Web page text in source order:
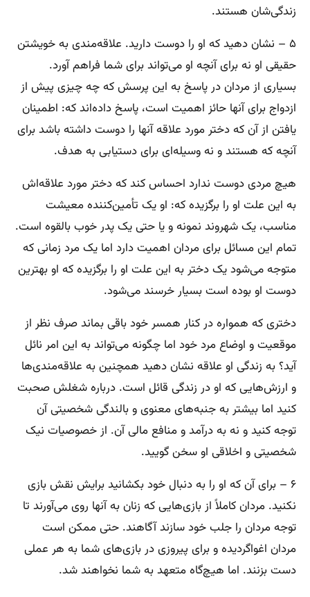
زندگی‌شان هستند.
۵ – نشان دهید که او را دوست دارید. علاقه‌مندی به خویشتن
حقیقی او نه برای آنچه او می‌تواند برای شما فراهم آورد.
بسیاری از مردان در پاسخ به این پرسش که چه چیزی پیش از
ازدواج برای آنها حائز اهمیت است، پاسخ داده‌اند که: اطمینان
یافتن از آن که دختر مورد علاقه آنها را دوست داشته باشد برای
آنچه که هستند و نه وسیله‌ای برای دستیابی به هدف.
هیچ مردی دوست ندارد احساس کند که دختر مورد علاقه‌اش
به این علت او را برگزیده‌ که: او یک تأمین‌‌کننده معیشت
مناسب، یک شهروند نمونه و یا حتی یک پدر خوب بالقوه است.
تمام این مسائل برای مردان اهمیت دارد اما یک مرد زمانی که
متوجه می‌شود یک دختر به این علت او را برگزیده که او بهترین
دوست او بوده است بسیار خرسند می‌شود.
دختری که همواره در کنار همسر خود باقی بماند صرف نظر از
موقعیت و اوضاع مرد خود اما چگونه می‌تواند به این امر نائل
آید؟ به زندگی او علاقه نشان دهید همچنین به علاقه‌مندی‌ها
و ارزش‌هایی که او در زندگی قائل است. درباره شغلش صحبت
کنید اما بیشتر به جنبه‌های معنوی و بالندگی شخصیتی آن
توجه کنید و نه به درآمد و منافع مالی آن. از خصوصیات نیک
شخصیتی و اخلاقی او سخن گویید.
۶ – برای آن که او را به دنبال خود بکشانید برایش نقش بازی
نکنید. مردان کاملاً از بازی‌هایی که زنان به آنها روی می‌آورند تا
توجه مردان را جلب خود سازند آگاهند. حتی ممکن است
مردان اغواگردیده و برای پیروزی در بازی‌های شما به هر عملی
دست بزنند. اما هیچ‌گاه متعهد به شما نخواهند شد.